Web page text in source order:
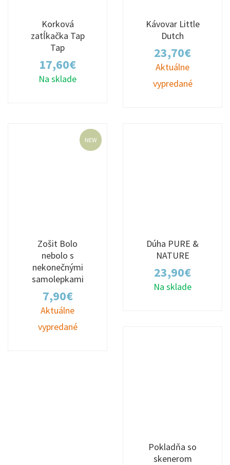
Korková
zatĺkačka Tap
Tap
17,60€
Na sklade
Kávovar Little
Dutch
23,70€
Aktuálne
vypredané
NEW
Zošit Bolo
nebolo s
nekonečnými
samolepkami
7,90€
Aktuálne
vypredané
Dúha PURE &
NATURE
23,90€
Na sklade
Pokladňa so
skenerom